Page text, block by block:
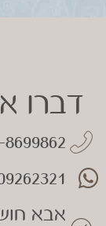
דברו
8699862
אבא